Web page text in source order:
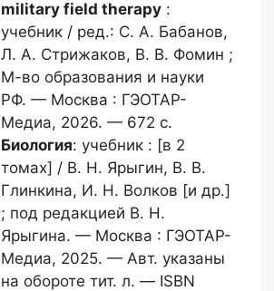
military field therapy :
учебник / ред.: С. А. Бабанов,
Л. А. Стрижаков, В. В. Фомин ;
М-во образования и науки
РФ. — Москва : ГЭОТАР-
Медиа, 2026. — 672 с.
Биология: учебник : [в 2
томах] / B. Н. Ярыгин, B. В.
Глинкина, И. Н. Волков [и др.]
; под редакцией В. Н.
Ярыгина. — Москва : ГЭОТАР-
Медиа, 2025. — Авт. указаны
на обороте тит. л. — ISBN